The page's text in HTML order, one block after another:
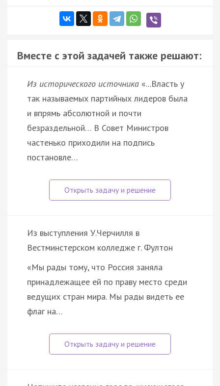
Вместе с этой задачей также решают:
Из исторического источника «...Власть у
так называемых партийных лидеров была
и впрямь абсолютной и почти
безраздельной… В Совет Министров
частенько приходили на подпись
постановле…
Из выступления У.Черчилля в
Вестминстерском колледже г. Фултон
«Мы рады тому, что Россия заняла
принадлежащее ей по праву место среди
ведущих стран мира. Мы рады видеть ее
флаг на…